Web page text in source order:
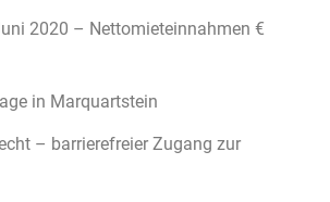
2020 – Nettomieteinnahmen €
in Marquartstein
– barrierefreier Zugang zur